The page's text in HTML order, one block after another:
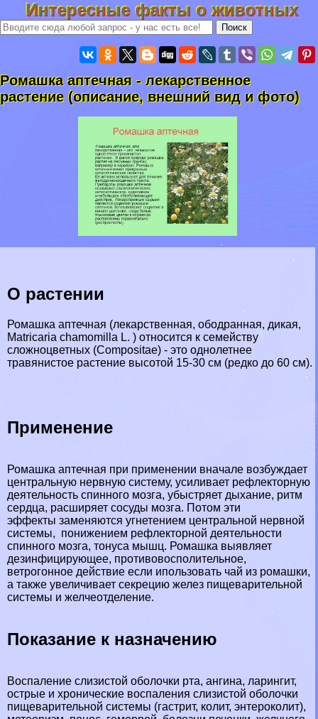
Интересные факты о животных
Ромашка аптечная - лекарственное
растение (описание, внешний вид и фото)
О растении
Ромашка аптечная (лекарственная, ободранная, дикая,
Matricaria chamomilla L. ) относится к семейству
сложноцветных (Compositae) - это однолетнее
травянистое растение высотой 15-30 см (редко до 60 см).
Применение
Ромашка аптечная при применении вначале возбуждает
центральную нервную систему, усиливает рефлекторную
деятельность спинного мозга, убыстряет дыхание, ритм
сердца, расширяет сосуды мозга. Потом эти
эффекты заменяются угнетением центральной нервной
системы, понижением рефлекторной деятельности
спинного мозга, тонуса мышц. Ромашка выявляет
дезинфицирующее, противовосполительное,
ветрогонное действие если ипользовать чай из ромашки,
а также увеличивает секрецию желез пищеварительной
системы и желчеотделение.
Показание к назначению
Воспаление слизистой оболочки рта, ангина, ларингит,
острые и хронические воспаления слизистой оболочки
пищеварительной системы (гастрит, колит, энтероколит),